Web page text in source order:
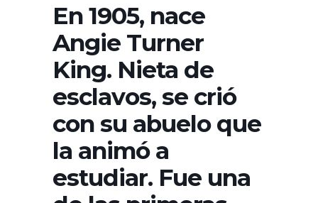
En 1905, nace
Angie Turner
King. Nieta de
esclavos, se crió
con su abuelo que
la animó a
estudiar. Fue una